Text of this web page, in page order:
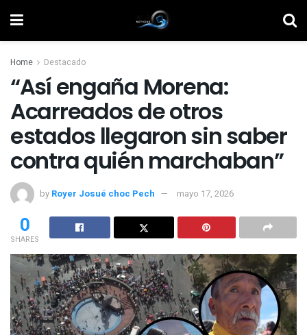
Home Destacado
“Así engaña Morena:
Acarreados de otros
estados llegaron sin saber
contra quién marchaban”
by Royer Josué choc Pech mayo 17, 2026
0
SHARES